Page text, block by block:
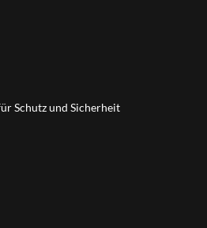
Schutz und Sicherheit